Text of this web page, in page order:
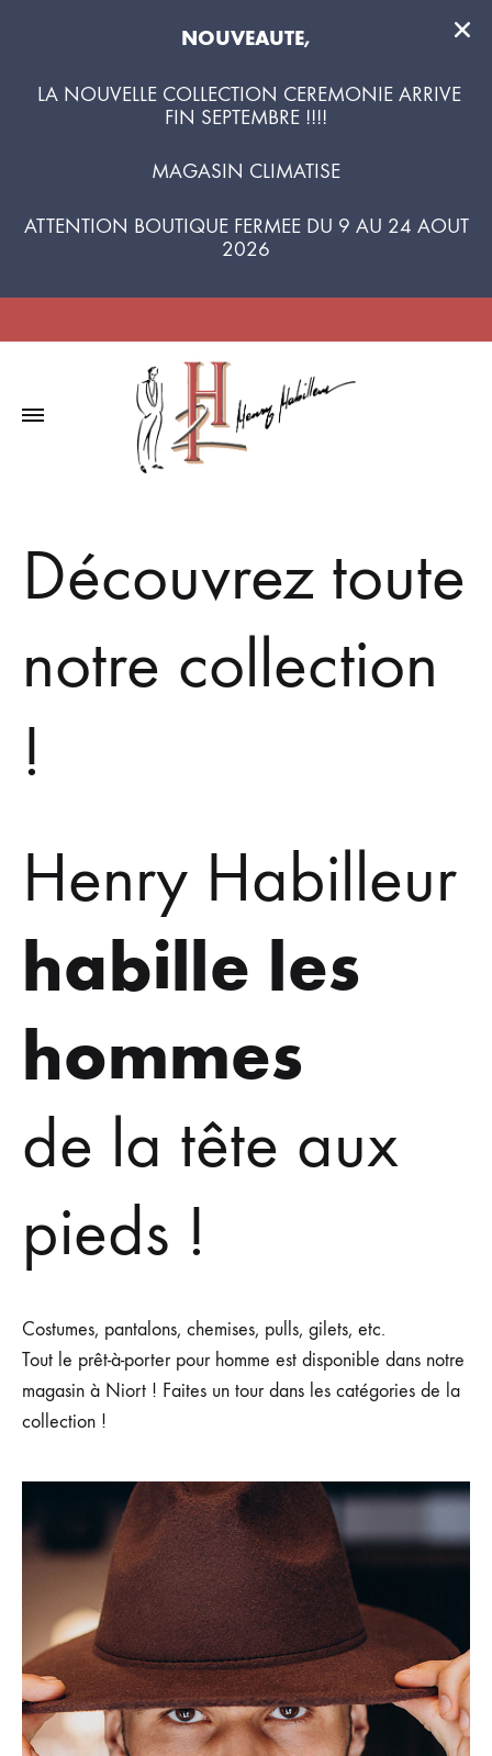
Découvrez toute
notre collection
!
Henry Habilleur
habille les
hommes
de la tête aux
pieds !
Costumes, pantalons, chemises, pulls, gilets, etc.
Tout le prêt-à-porter pour homme est disponible dans notre
magasin à Niort ! Faites un tour dans les catégories de la
collection !
NOUVEAUTE,
LA NOUVELLE COLLECTION CEREMONIE ARRIVE
FIN SEPTEMBRE !!!!
MAGASIN CLIMATISE
ATTENTION BOUTIQUE FERMEE DU 9 AU 24 AOUT
2026